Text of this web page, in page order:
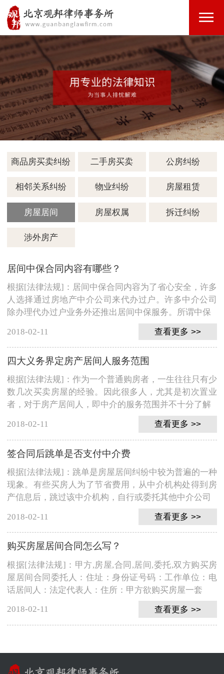
商品房买卖纠纷 二手房买卖 公房纠纷
相邻关系纠纷 物业纠纷 房屋租赁
房屋居间 房屋权属 拆迁纠纷
涉外房产
居间中保合同内容有哪些？
根据[法律法规]：居间中保合同内容为了省心安全，许多
人选择通过房地产中介公司来代办过户。许多中介公司
除办理代办过户业务外还推出居间中保服务。所谓中保
2018-02-11 查看更多 >>
四大义务界定房产居间人服务范围
根据[法律法规]：作为一个普通购房者，一生往往只有少
数几次买卖房屋的经验。因此很多人，尤其是初次置业
者，对于房产居间人，即中介的服务范围并不十分了解
2018-02-11 查看更多 >>
签合同后跳单是否支付中介费
根据[法律法规]：跳单是房屋居间纠纷中较为普遍的一种
现象。有些买房人为了节省费用，从中介机构处得到房
产信息后，跳过该中介机构，自行或委托其他中介公司
2018-02-11 查看更多 >>
购买房屋居间合同怎么写？
根据[法律法规]：甲方,房屋,合同,居间,委托,双方购买房
屋居间合同委托人：住址：身份证号码：工作单位：电
话居间人：法定代表人：住所：甲方欲购买房屋一套
2018-02-11 查看更多 >>